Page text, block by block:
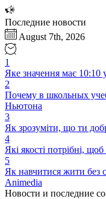
Перейти
к
содержимому
Последние новости
August 7th, 2026
1
Яке значення має 10:10
2
Почему в школьных
Ньютона
3
Як зрозуміти, що ти
4
Які якості потрібні,
5
Як навчитися жити без
Animedia
Новости и последние